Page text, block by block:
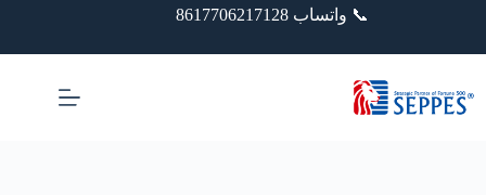
المحتوى
📞 واتساب 8617706217128